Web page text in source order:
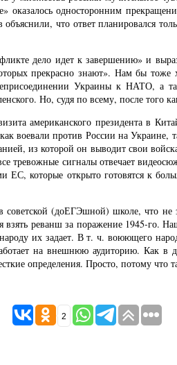
оказалось односторонним
что ответ планировался
дело идет к завершению» и
прекрасно знают». Нам бы
Украины к НАТО, а
Но, судя по всему, после
американского президента в
воевали против России на
из которой он выводит свои
сигналы отвечает
которые открыто готовятся к
(доЕГЭшной) школе, что
реванш за поражение 1945-го.
их задает. В т. ч. воюющего
на внешнюю аудиторию. Как
определения. Просто, потому что
2